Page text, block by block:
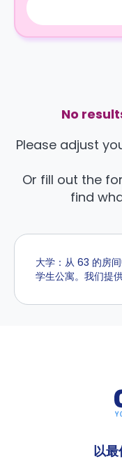
No
Please adjust
Or fill out the
find
大学：从 63 的房
学生公寓。我们提
以